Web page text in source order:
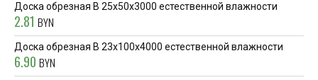
Доска обрезная В 25x50x3000 естественной влажности
2.81 BYN
Доска обрезная В 23x100x4000 естественной влажности
6.90 BYN